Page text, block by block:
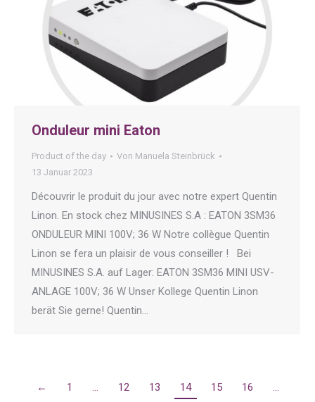
Onduleur mini Eaton
Product of the day Von Manuela Steinbrück
13 Januar 2023
Découvrir le produit du jour avec notre expert Quentin
Linon. En stock chez MINUSINES S.A : EATON 3SM36
ONDULEUR MINI 100V; 36 W Notre collègue Quentin
Linon se fera un plaisir de vous conseiller ! Bei
MINUSINES S.A. auf Lager: EATON 3SM36 MINI USV-
ANLAGE 100V; 36 W Unser Kollege Quentin Linon
berät Sie gerne! Quentin…
← 1 … 12 13 14 15 16
…